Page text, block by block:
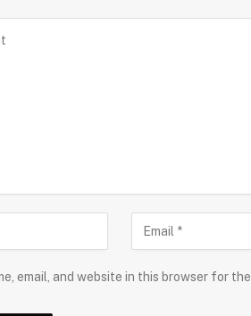
email, and website in this browser for